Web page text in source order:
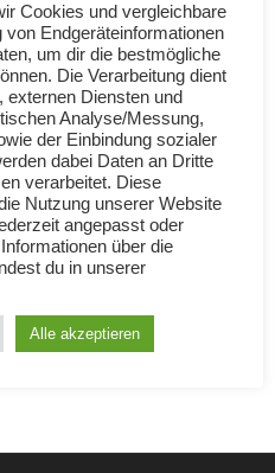
Cookies und vergleichbare
von Endgeräteinformationen
um dir die bestmögliche
Die Verarbeitung dient
externen Diensten und
Analyse/Messung,
der Einbindung sozialer
dabei Daten an Dritte
verarbeitet. Diese
Nutzung unserer Website
angepasst oder
über die
du in unserer
Alle akzeptieren